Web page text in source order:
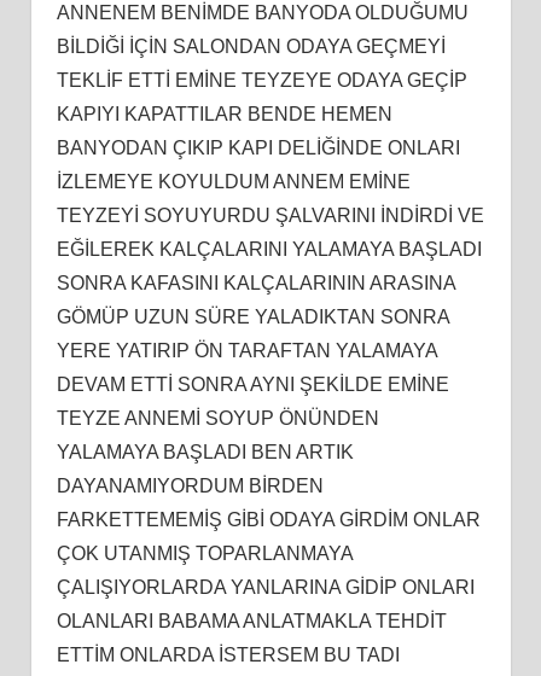
ANNENEM BENİMDE BANYODA OLDUĞUMU
BİLDİĞİ İÇİN SALONDAN ODAYA GEÇMEYİ
TEKLİF ETTİ EMİNE TEYZEYE ODAYA GEÇİP
KAPIYI KAPATTILAR BENDE HEMEN
BANYODAN ÇIKIP KAPI DELİĞİNDE ONLARI
İZLEMEYE KOYULDUM ANNEM EMİNE
TEYZEYİ SOYUYURDU ŞALVARINI İNDİRDİ VE
EĞİLEREK KALÇALARINI YALAMAYA BAŞLADI
SONRA KAFASINI KALÇALARININ ARASINA
GÖMÜP UZUN SÜRE YALADIKTAN SONRA
YERE YATIRIP ÖN TARAFTAN YALAMAYA
DEVAM ETTİ SONRA AYNI ŞEKİLDE EMİNE
TEYZE ANNEMİ SOYUP ÖNÜNDEN
YALAMAYA BAŞLADI BEN ARTIK
DAYANAMIYORDUM BİRDEN
FARKETTEMEMİŞ GİBİ ODAYA GİRDİM ONLAR
ÇOK UTANMIŞ TOPARLANMAYA
ÇALIŞIYORLARDA YANLARINA GİDİP ONLARI
OLANLARI BABAMA ANLATMAKLA TEHDİT
ETTİM ONLARDA İSTERSEM BU TADI